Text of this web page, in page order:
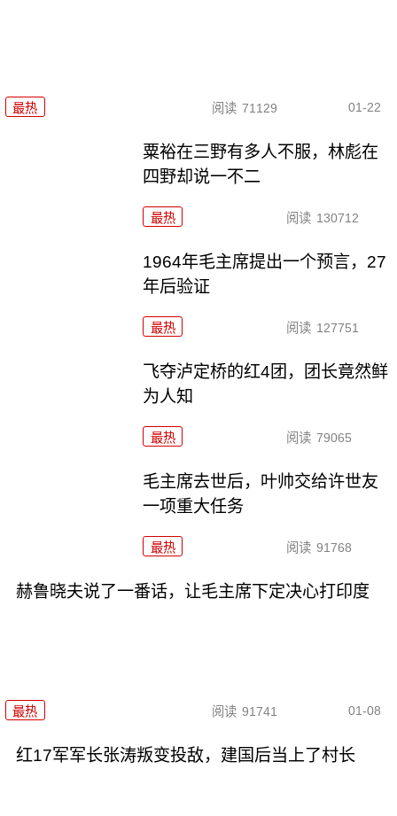
最热 阅读 71129 01-22
粟裕在三野有多人不服，林彪在
四野却说一不二
最热 阅读 130712
1964年毛主席提出一个预言，27
年后验证
最热 阅读 127751
飞夺泸定桥的红4团，团长竟然鲜
为人知
最热 阅读 79065
毛主席去世后，叶帅交给许世友
一项重大任务
最热 阅读 91768
赫鲁晓夫说了一番话，让毛主席下定决心打印度
最热 阅读 91741 01-08
红17军军长张涛叛变投敌，建国后当上了村长